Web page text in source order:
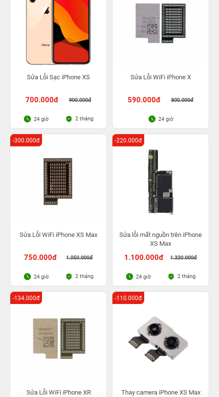
Sửa Lỗi Sạc iPhone XS
700.000đ 900.000đ
24 giờ 2 tháng
Sửa Lỗi WiFi iPhone X
590.000đ 800.000đ
24 giờ
Sửa Lỗi WiFi iPhone XS Max
750.000đ 1.050.000đ
-300.000đ
24 giờ 2 tháng
Sửa lỗi mất nguồn trên iPhone
XS Max
1.100.000đ 1.320.000đ
-220.000đ
24 giờ 2 tháng
Sửa Lỗi WiFi iPhone XR
-134.000đ
Thay camera iPhone XS Max
-110.000đ